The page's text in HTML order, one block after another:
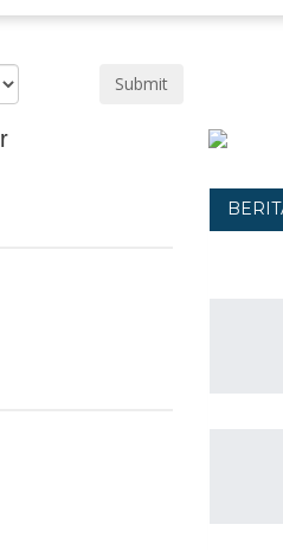
Submit